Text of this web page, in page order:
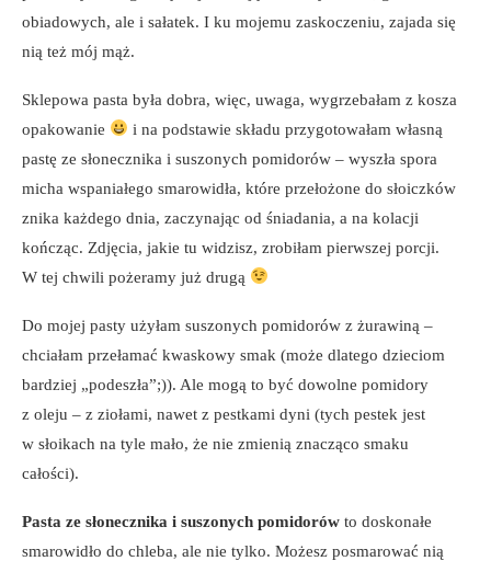
obiadowych, ale i sałatek. I ku mojemu zaskoczeniu, zajada się
nią też mój mąż.
Sklepowa pasta była dobra, więc, uwaga, wygrzebałam z kosza
opakowanie
i na podstawie składu przygotowałam własną
pastę ze słonecznika i suszonych pomidorów – wyszła spora
micha wspaniałego smarowidła, które przełożone do słoiczków
znika każdego dnia, zaczynając od śniadania, a na kolacji
kończąc. Zdjęcia, jakie tu widzisz, zrobiłam pierwszej porcji.
W tej chwili pożeramy już drugą
Do mojej pasty użyłam suszonych pomidorów z żurawiną –
chciałam przełamać kwaskowy smak (może dlatego dzieciom
bardziej „podeszła”;)). Ale mogą to być dowolne pomidory
z oleju – z ziołami, nawet z pestkami dyni (tych pestek jest
w słoikach na tyle mało, że nie zmienią znacząco smaku
całości).
Pasta ze słonecznika i suszonych pomidorów to doskonałe
smarowidło do chleba, ale nie tylko. Możesz posmarować nią